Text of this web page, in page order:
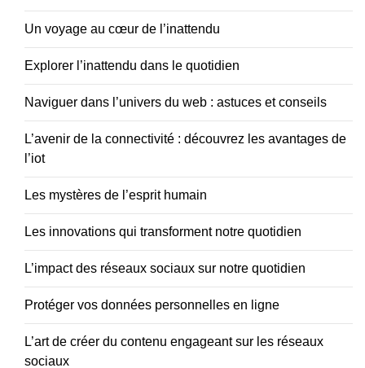
Un voyage au cœur de l’inattendu
Explorer l’inattendu dans le quotidien
Naviguer dans l’univers du web : astuces et conseils
L’avenir de la connectivité : découvrez les avantages de
l’iot
Les mystères de l’esprit humain
Les innovations qui transforment notre quotidien
L’impact des réseaux sociaux sur notre quotidien
Protéger vos données personnelles en ligne
L’art de créer du contenu engageant sur les réseaux
sociaux